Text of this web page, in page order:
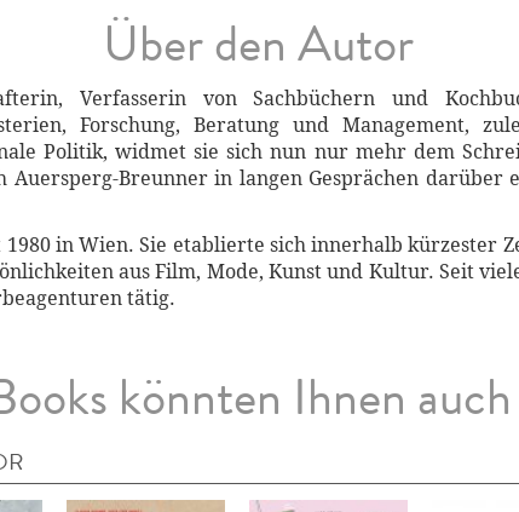
Über den Autor
Verfasserin von Sachbüchern und
Forschung, Beratung und Management,
Politik, widmet sie sich nun nur mehr dem
Auersperg-Breunner in langen Gesprächen
in Wien. Sie etablierte sich innerhalb kürzester
aus Film, Mode, Kunst und Kultur. Seit
tätig.
könnten Ihnen